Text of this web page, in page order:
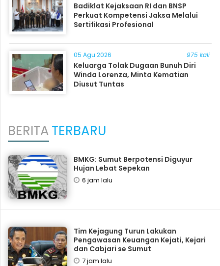
Badiklat Kejaksaan RI dan BNSP
Perkuat Kompetensi Jaksa Melalui
Sertifikasi Profesional
05 Agu 2026 975 kali
Keluarga Tolak Dugaan Bunuh Diri
Winda Lorenza, Minta Kematian
Diusut Tuntas
BERITATERBARU
BMKG: Sumut Berpotensi Diguyur
Hujan Lebat Sepekan
6 jam lalu
Tim Kejagung Turun Lakukan
Pengawasan Keuangan Kejati, Kejari
dan Cabjari se Sumut
7 jam lalu